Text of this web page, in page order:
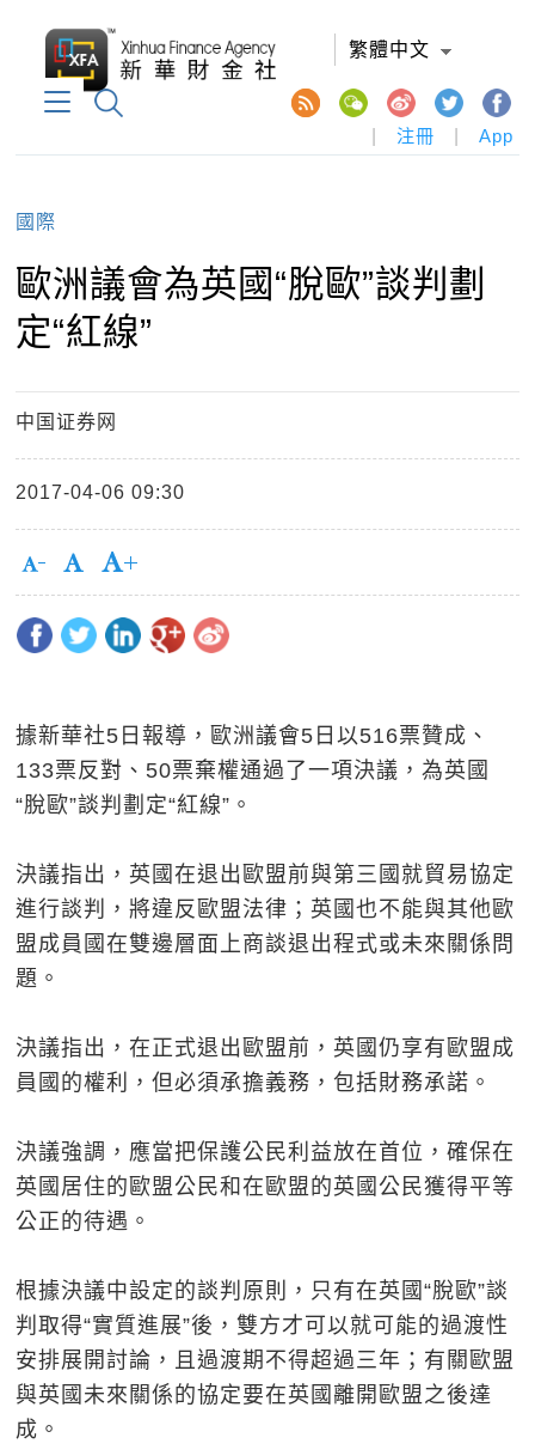
繁體中文
注冊 App
國際
歐洲議會為英國“脫歐”談判劃
定“紅線”
中国证券网
2017-04-06 09:30
據新華社5日報導，歐洲議會5日以516票贊成、
133票反對、50票棄權通過了一項決議，為英國
“脫歐”談判劃定“紅線”。
決議指出，英國在退出歐盟前與第三國就貿易協定
進行談判，將違反歐盟法律；英國也不能與其他歐
盟成員國在雙邊層面上商談退出程式或未來關係問
題。
決議指出，在正式退出歐盟前，英國仍享有歐盟成
員國的權利，但必須承擔義務，包括財務承諾。
決議強調，應當把保護公民利益放在首位，確保在
英國居住的歐盟公民和在歐盟的英國公民獲得平等
公正的待遇。
根據決議中設定的談判原則，只有在英國“脫歐”談
判取得“實質進展”後，雙方才可以就可能的過渡性
安排展開討論，且過渡期不得超過三年；有關歐盟
與英國未來關係的協定要在英國離開歐盟之後達
成。